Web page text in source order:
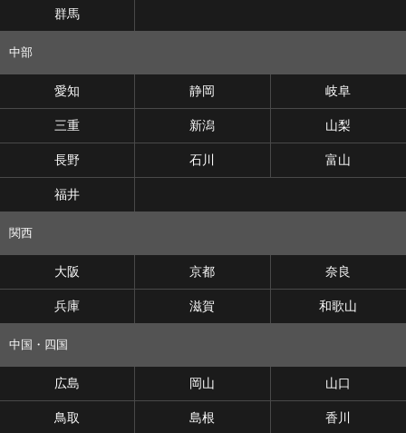
群馬
中部
愛知 静岡 岐阜
三重 新潟 山梨
長野 石川 富山
福井
関西
大阪 京都 奈良
兵庫 滋賀 和歌山
中国・四国
広島 岡山 山口
鳥取 島根 香川